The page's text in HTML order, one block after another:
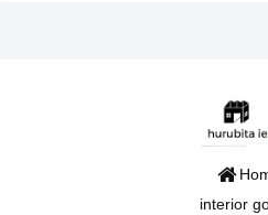
interior